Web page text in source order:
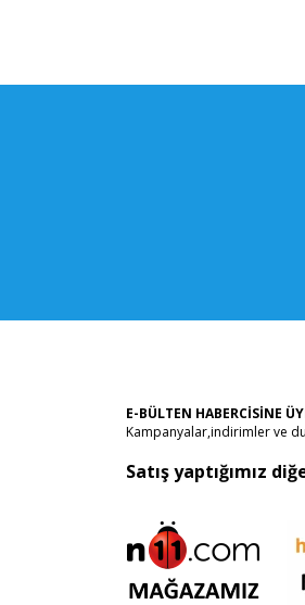
E-BÜLTEN HABERCİSİNE
Kampanyalar,indirimler ve
Satış yaptığımız